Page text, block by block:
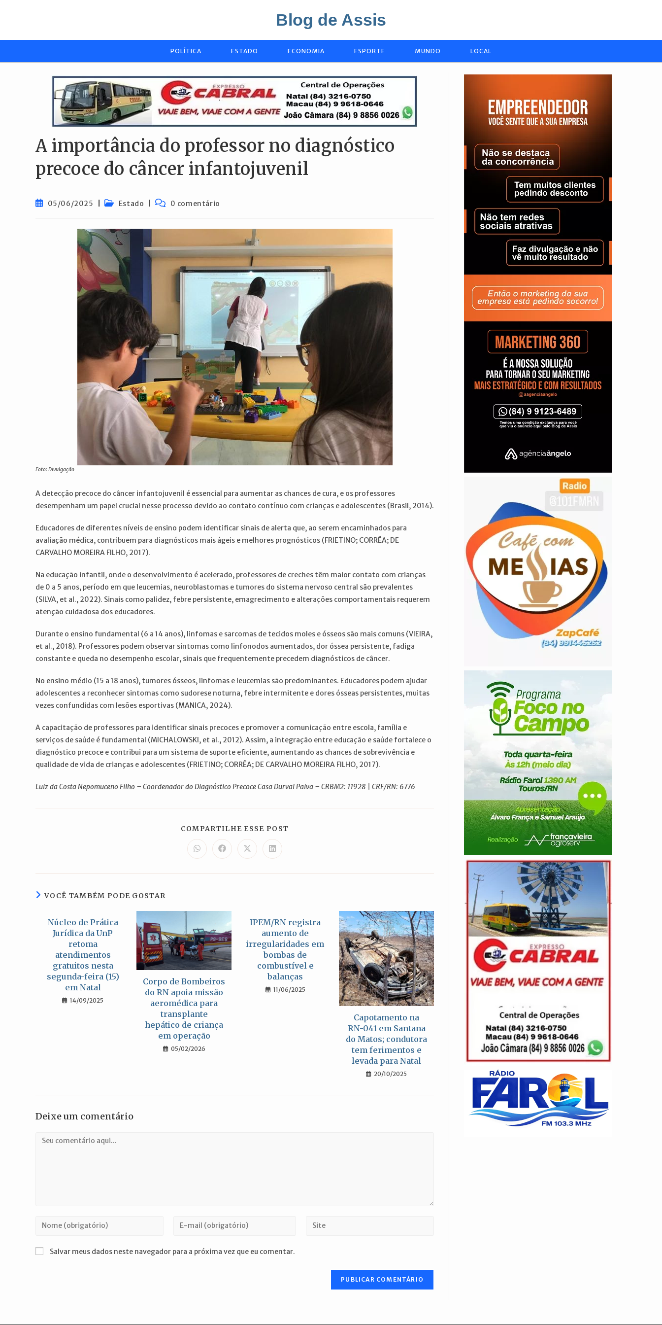
conteúdo
Blog de Assis
POLÍTICA ESTADO ECONOMIA ESPORTE MUNDO LOCAL
A importância do professor no diagnóstico
precoce do câncer infantojuvenil
Post05/06/2025
Categoria
Estado
Comentários
0 comentário
Foto: Divulgação
A detecção precoce do câncer infantojuvenil é essencial para aumentar as chances de cura, e os professores
desempenham um papel crucial nesse processo devido ao contato contínuo com crianças e adolescentes (Brasil, 2014).
Educadores de diferentes níveis de ensino podem identificar sinais de alerta que, ao serem encaminhados para
avaliação médica, contribuem para diagnósticos mais ágeis e melhores prognósticos (FRIETINO; CORRÊA; DE
CARVALHO MOREIRA FILHO, 2017).
Na educação infantil, onde o desenvolvimento é acelerado, professores de creches têm maior contato com crianças
de 0 a 5 anos, período em que leucemias, neuroblastomas e tumores do sistema nervoso central são prevalentes
(SILVA, et al., 2022). Sinais como palidez, febre persistente, emagrecimento e alterações comportamentais requerem
atenção cuidadosa dos educadores.
Durante o ensino fundamental (6 a 14 anos), linfomas e sarcomas de tecidos moles e ósseos são mais comuns (VIEIRA,
et al., 2018). Professores podem observar sintomas como linfonodos aumentados, dor óssea persistente, fadiga
constante e queda no desempenho escolar, sinais que frequentemente precedem diagnósticos de câncer.
No ensino médio (15 a 18 anos), tumores ósseos, linfomas e leucemias são predominantes. Educadores podem ajudar
adolescentes a reconhecer sintomas como sudorese noturna, febre intermitente e dores ósseas persistentes, muitas
vezes confundidas com lesões esportivas (MANICA, 2024).
A capacitação de professores para identificar sinais precoces e promover a comunicação entre escola, família e
serviços de saúde é fundamental (MICHALOWSKI, et al., 2012). Assim, a integração entre educação e saúde fortalece o
diagnóstico precoce e contribui para um sistema de suporte eficiente, aumentando as chances de sobrevivência e
qualidade de vida de crianças e adolescentes (FRIETINO; CORRÊA; DE CARVALHO MOREIRA FILHO, 2017).
Luiz da Costa Nepomuceno Filho – Coordenador do Diagnóstico Precoce Casa Durval Paiva – CRBM2: 11928 | CRF/RN: 6776
COMPARTILHE ESSE POST
Abre
em
nova
Abre
em
nova
Abre
em
nova
Abre
em
nova
VOCÊ TAMBÉM PODE GOSTAR
Núcleo de Prática
Jurídica da UnP
retoma
atendimentos
gratuitos nesta
segunda-feira (15)
em Natal
14/09/2025
Corpo de Bombeiros
do RN apoia missão
aeromédica para
transplante
hepático de criança
em operação
05/02/2026
IPEM/RN registra
aumento de
irregularidades em
bombas de
combustível e
balanças
11/06/2025
Capotamento na
RN-041 em Santana
do Matos; condutora
tem ferimentos e
levada para Natal
20/10/2025
Deixe um comentário
Comentário
Digite
nome
Digite
endereço
de
Digite
Salvar meus dados neste navegador para a próxima vez que eu comentar.